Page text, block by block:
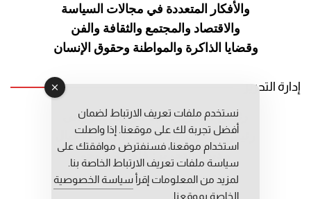
والأفكار المتعددة في مجالات السياسة
والاقتصاد والمجتمع والثقافة والفن
وقضايا الذاكرة والمواطنة وحقوق الإنسان
إدارة التحرير
رئيس التحرير: عبد الرحيم التوراني
رئيس التحرير المساعد: المعطي قبال
مديرة التحرير: فاطمة حوحو
نستخدم ملفات تعريف الارتباط لضمان
أفضل تجربة لك على موقعنا. إذا واصلت
استخدام موقعنا، فسنفترض موافقتك على
سياسة ملفات تعريف الارتباط الخاصة بنا.
لمزيد من المعلومات إقرأ سياسة الخصوصية
الخاصة بموقعنا.